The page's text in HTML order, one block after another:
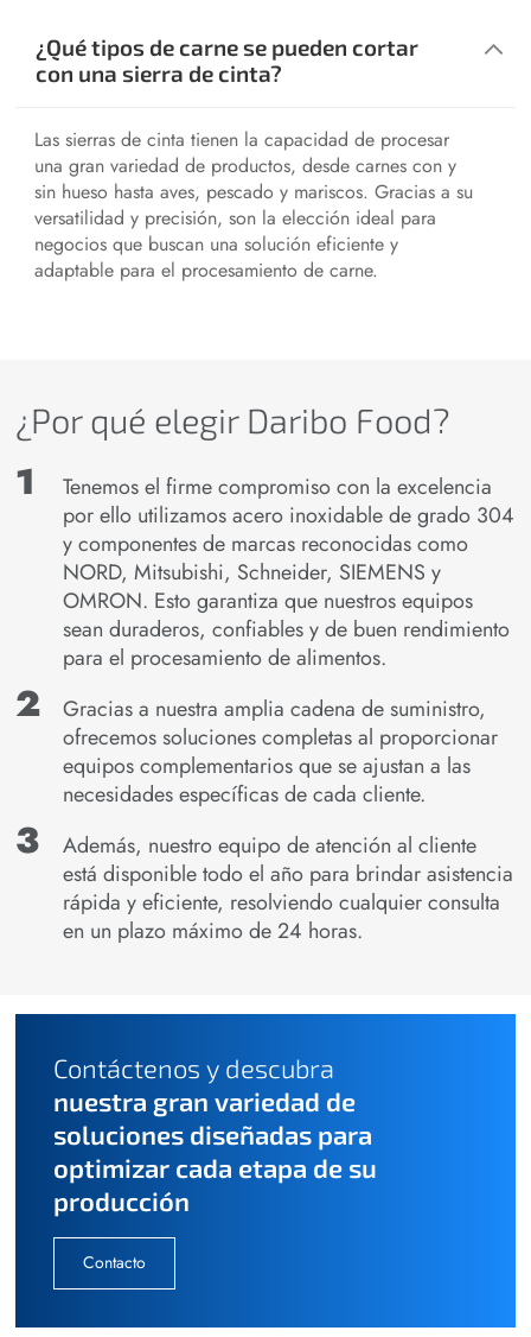
¿Qué tipos de carne se pueden cortar
con una sierra de cinta?
Las sierras de cinta tienen la capacidad de procesar
una gran variedad de productos, desde carnes con y
sin hueso hasta aves, pescado y mariscos. Gracias a su
versatilidad y precisión, son la elección ideal para
negocios que buscan una solución eficiente y
adaptable para el procesamiento de carne.
¿Por qué elegir Daribo Food?
Tenemos el firme compromiso con la excelencia
por ello utilizamos acero inoxidable de grado 304
y componentes de marcas reconocidas como
NORD, Mitsubishi, Schneider, SIEMENS y
OMRON. Esto garantiza que nuestros equipos
sean duraderos, confiables y de buen rendimiento
para el procesamiento de alimentos.
Gracias a nuestra amplia cadena de suministro,
ofrecemos soluciones completas al proporcionar
equipos complementarios que se ajustan a las
necesidades específicas de cada cliente.
Además, nuestro equipo de atención al cliente
está disponible todo el año para brindar asistencia
rápida y eficiente, resolviendo cualquier consulta
en un plazo máximo de 24 horas.
Contáctenos y descubra
nuestra gran variedad de
soluciones diseñadas para
optimizar cada etapa de su
producción
Contacto